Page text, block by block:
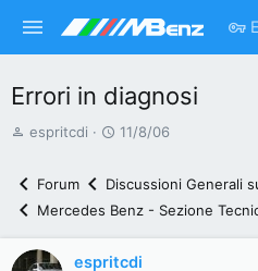
Errori in diagnosi
A
e
espritcdi
D
t
11/8/06
Forum
Discussioni Generali
Mercedes Benz - Sezione
espritcdi